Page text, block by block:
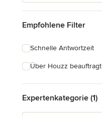
Empfohlene Filter
Schnelle Antwortzeit
Über Houzz beauftragt
Expertenkategorie (1)